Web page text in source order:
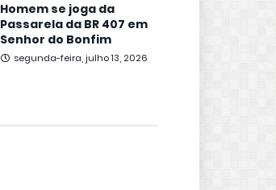
Homem se joga da
Passarela da BR 407 em
Senhor do Bonfim
segunda-feira, julho 13, 2026